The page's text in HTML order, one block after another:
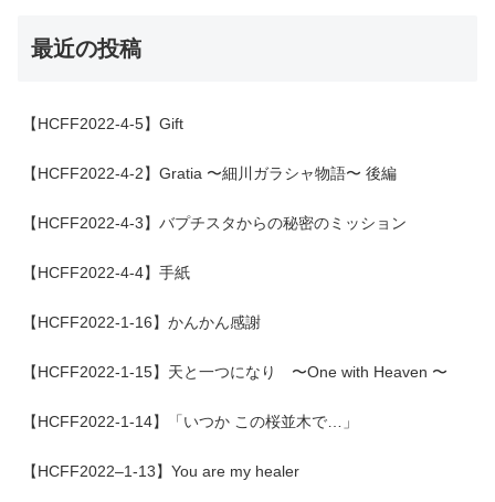
最近の投稿
【HCFF2022-4-5】Gift
【HCFF2022-4-2】Gratia 〜細川ガラシャ物語〜 後編
【HCFF2022-4-3】バプチスタからの秘密のミッション
【HCFF2022-4-4】手紙
【HCFF2022-1-16】かんかん感謝
【HCFF2022-1-15】天と一つになり 〜One with Heaven 〜
【HCFF2022-1-14】「いつか この桜並木で…」
【HCFF2022–1-13】You are my healer